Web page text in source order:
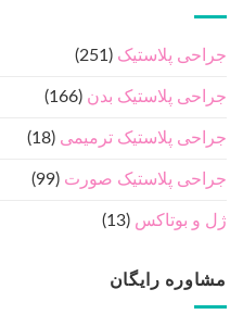
جراحی پلاستیک (251)
جراحی پلاستیک بدن (166)
جراحی پلاستیک ترمیمی (18)
جراحی پلاستیک صورت (99)
ژل و بوتاکس (13)
مشاوره رایگان